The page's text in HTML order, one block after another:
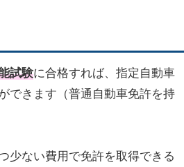
試験に合格すれば、指定自動車
できます（普通自動車免許を持
少ない費用で免許を取得できる